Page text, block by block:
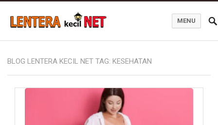
MENU
BLOG LENTERA KECIL NET TAG: KESEHATAN